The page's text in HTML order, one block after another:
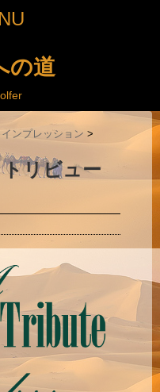
の道
ンプレッション >
リビュー